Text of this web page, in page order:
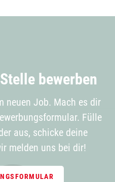
bewerben
neuen Job. Mach es dir
Fülle
aus, schicke deine
melden uns bei dir!